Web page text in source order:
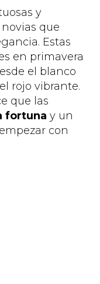
y
que
Estas
en primavera
el blanco
rojo vibrante.
que las
fortuna y un
con